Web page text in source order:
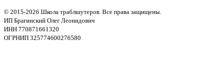
© 2015-2026 Школа траблшутеров. Все права защищены.
ИП Брагинский Олег Леонидович
ИНН 770871661320
ОГРНИП 325774600276580